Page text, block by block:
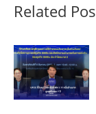
Related